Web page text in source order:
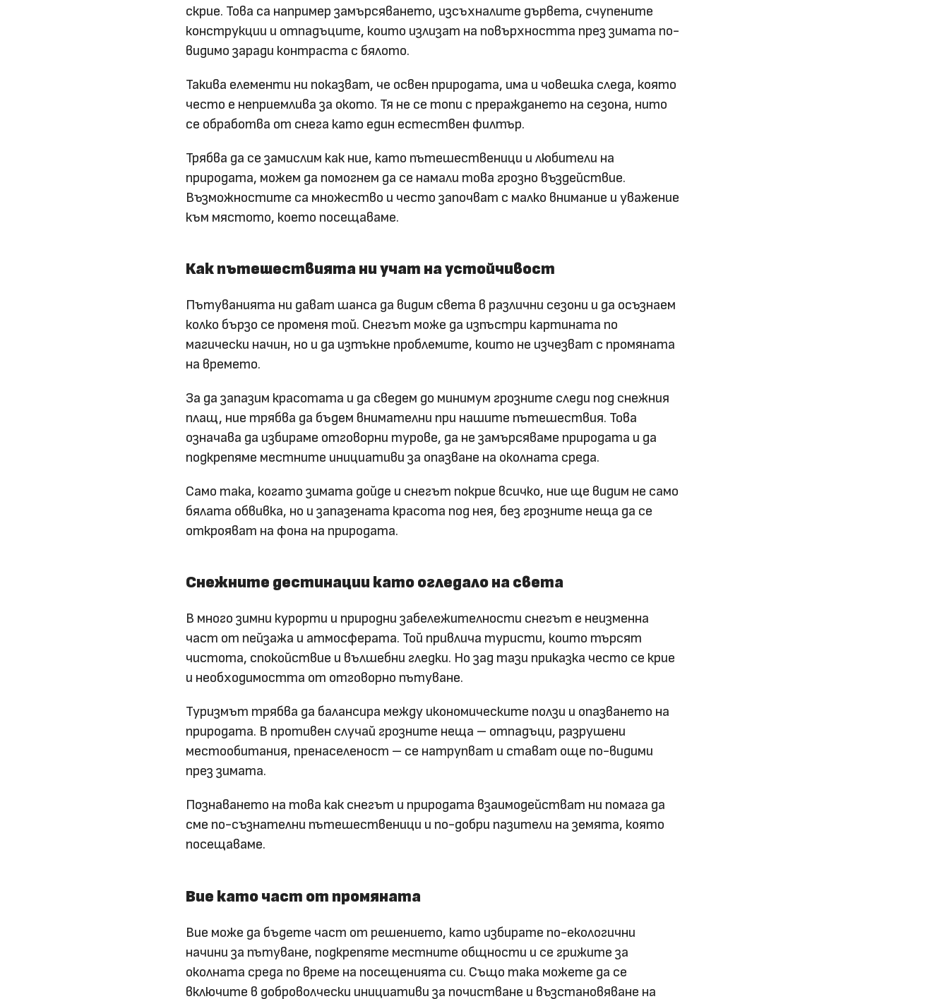
скрие. Това са например замърсяването, изсъхналите дървета, счупените
конструкции и отпадъците, които излизат на повърхността през зимата по-
видимо заради контраста с бялото.
Такива елементи ни показват, че освен природата, има и човешка следа, която
често е неприемлива за окото. Тя не се топи с прераждането на сезона, нито
се обработва от снега като един естествен филтър.
Трябва да се замислим как ние, като пътешественици и любители на
природата, можем да помогнем да се намали това грозно въздействие.
Възможностите са множество и често започват с малко внимание и уважение
към мястото, което посещаваме.
Как пътешествията ни учат на устойчивост
Пътуванията ни дават шанса да видим света в различни сезони и да осъзнаем
колко бързо се променя той. Снегът може да изпъстри картината по
магически начин, но и да изтъкне проблемите, които не изчезват с промяната
на времето.
За да запазим красотата и да сведем до минимум грозните следи под снежния
плащ, ние трябва да бъдем внимателни при нашите пътешествия. Това
означава да избираме отговорни турове, да не замърсяваме природата и да
подкрепяме местните инициативи за опазване на околната среда.
Само така, когато зимата дойде и снегът покрие всичко, ние ще видим не само
бялата обвивка, но и запазената красота под нея, без грозните неща да се
открояват на фона на природата.
Снежните дестинации като огледало на света
В много зимни курорти и природни забележителности снегът е неизменна
част от пейзажа и атмосферата. Той привлича туристи, които търсят
чистота, спокойствие и вълшебни гледки. Но зад тази приказка често се крие
и необходимостта от отговорно пътуване.
Туризмът трябва да балансира между икономическите ползи и опазването на
природата. В противен случай грозните неща – отпадъци, разрушени
местообитания, пренаселеност – се натрупват и стават още по-видими
през зимата.
Познаването на това как снегът и природата взаимодействат ни помага да
сме по-съзнателни пътешественици и по-добри пазители на земята, която
посещаваме.
Вие като част от промяната
Вие може да бъдете част от решението, като избирате по-екологични
начини за пътуване, подкрепяте местните общности и се грижите за
околната среда по време на посещенията си. Също така можете да се
включите в доброволчески инициативи за почистване и възстановяване на